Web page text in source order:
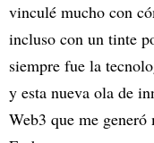
vinculé mucho con
incluso con un tinte
siempre fue la
y esta nueva ola de
Web3 que me